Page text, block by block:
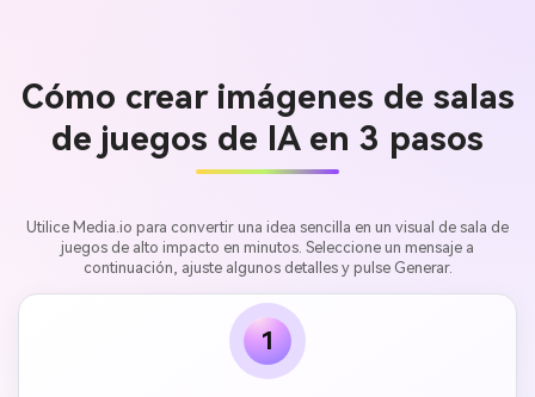
Cómo crear imágenes de salas
de juegos de IA en 3 pasos
Utilice Media.io para convertir una idea sencilla en un visual de sala de
juegos de alto impacto en minutos. Seleccione un mensaje a
continuación, ajuste algunos detalles y pulse Generar.
1